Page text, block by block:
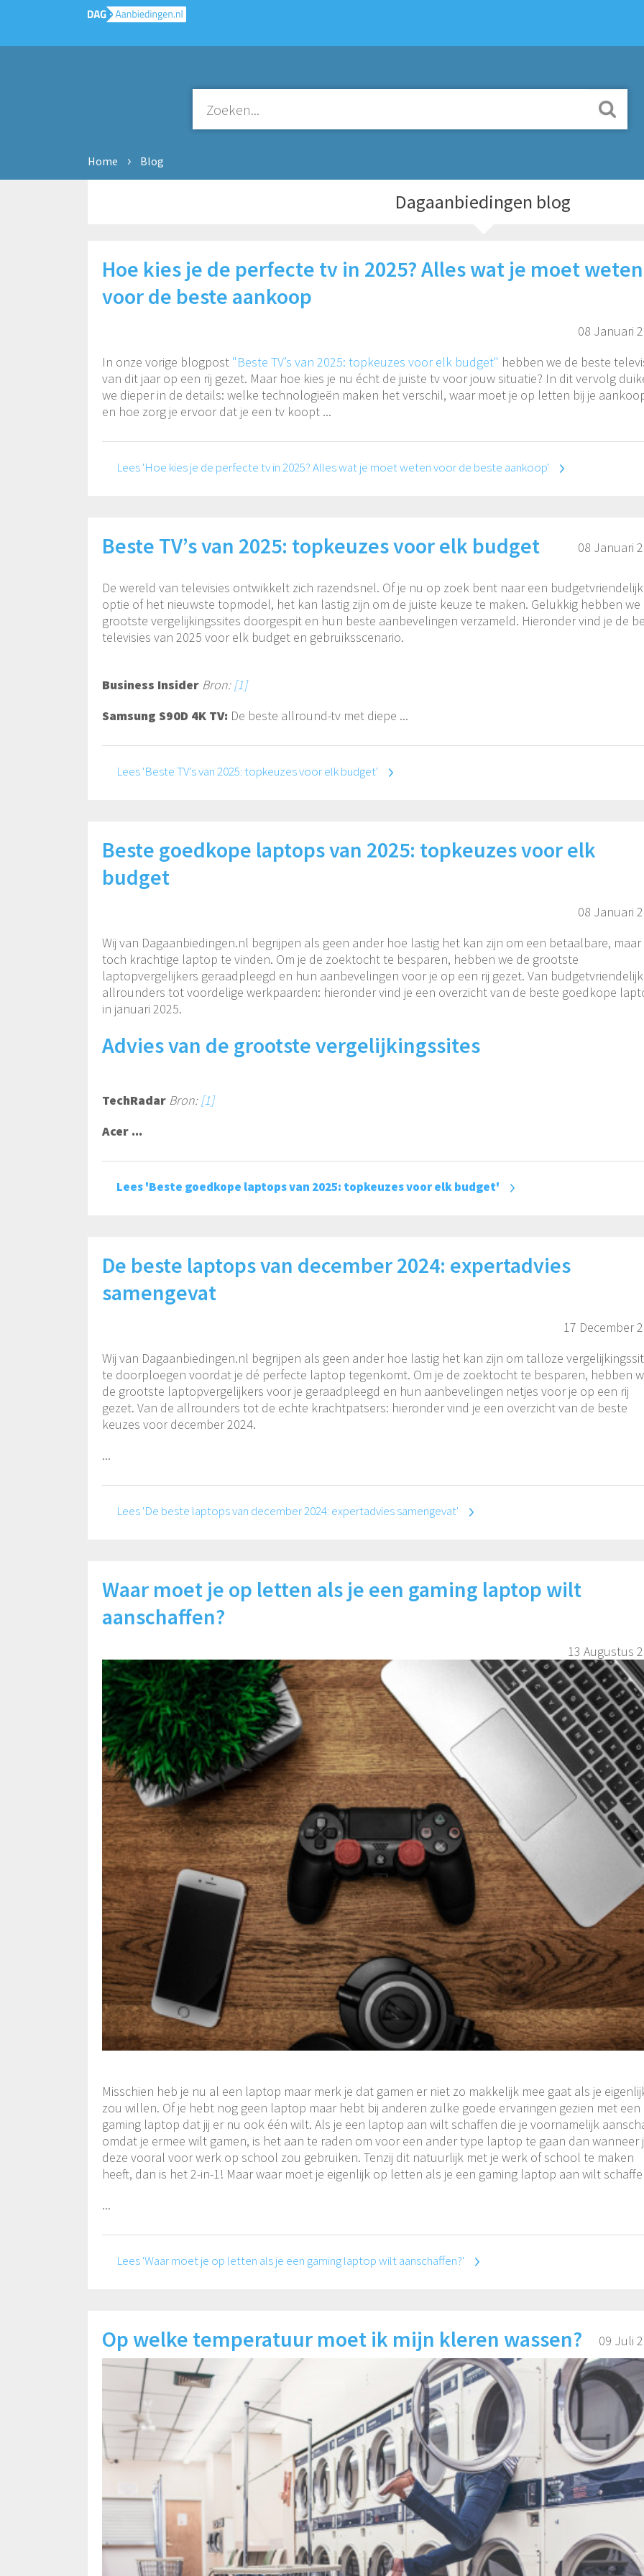
Home Blog
Dagaanbiedingen blog
Hoe kies je de perfecte tv in 2025? Alles wat je moet weten
voor de beste aankoop
08 Januari
In onze vorige blogpost "Beste TV’s van 2025: topkeuzes voor elk budget" hebben we de beste
van dit jaar op een rij gezet. Maar hoe kies je nu écht de juiste tv voor jouw situatie? In dit vervolg
we dieper in de details: welke technologieën maken het verschil, waar moet je op letten bij je
en hoe zorg je ervoor dat je een tv koopt ...
Lees 'Hoe kies je de perfecte tv in 2025? Alles wat je moet weten voor de beste aankoop'
Beste TV’s van 2025: topkeuzes voor elk budget 08 Januari
De wereld van televisies ontwikkelt zich razendsnel. Of je nu op zoek bent naar een
optie of het nieuwste topmodel, het kan lastig zijn om de juiste keuze te maken. Gelukkig hebben we
grootste vergelijkingssites doorgespit en hun beste aanbevelingen verzameld. Hieronder vind je de
televisies van 2025 voor elk budget en gebruiksscenario.
Business Insider Bron: [1]
Samsung S90D 4K TV: De beste allround-tv met diepe ...
Lees 'Beste TV’s van 2025: topkeuzes voor elk budget'
Beste goedkope laptops van 2025: topkeuzes voor elk
budget
08 Januari
Wij van Dagaanbiedingen.nl begrijpen als geen ander hoe lastig het kan zijn om een betaalbare, maar
toch krachtige laptop te vinden. Om je de zoektocht te besparen, hebben we de grootste
laptopvergelijkers geraadpleegd en hun aanbevelingen voor je op een rij gezet. Van
allrounders tot voordelige werkpaarden: hieronder vind je een overzicht van de beste goedkope
in januari 2025.
Advies van de grootste vergelijkingssites
TechRadar Bron: [1]
Acer ...
Lees 'Beste goedkope laptops van 2025: topkeuzes voor elk budget'
De beste laptops van december 2024: expertadvies
samengevat
17 December
Wij van Dagaanbiedingen.nl begrijpen als geen ander hoe lastig het kan zijn om talloze
te doorploegen voordat je dé perfecte laptop tegenkomt. Om je de zoektocht te besparen, hebben
de grootste laptopvergelijkers voor je geraadpleegd en hun aanbevelingen netjes voor je op een rij
gezet. Van de allrounders tot de echte krachtpatsers: hieronder vind je een overzicht van de beste
keuzes voor december 2024.
...
Lees 'De beste laptops van december 2024: expertadvies samengevat'
Waar moet je op letten als je een gaming laptop wilt
aanschaffen?
13 Augustus
Misschien heb je nu al een laptop maar merk je dat gamen er niet zo makkelijk mee gaat als je
zou willen. Of je hebt nog geen laptop maar hebt bij anderen zulke goede ervaringen gezien met een
gaming laptop dat jij er nu ook één wilt. Als je een laptop aan wilt schaffen die je voornamelijk
omdat je ermee wilt gamen, is het aan te raden om voor een ander type laptop te gaan dan wanneer
deze vooral voor werk op school zou gebruiken. Tenzij dit natuurlijk met je werk of school te maken
heeft, dan is het 2-in-1! Maar waar moet je eigenlijk op letten als je een gaming laptop aan wilt
...
Lees 'Waar moet je op letten als je een gaming laptop wilt aanschaffen?'
Op welke temperatuur moet ik mijn kleren wassen? 09 Juli